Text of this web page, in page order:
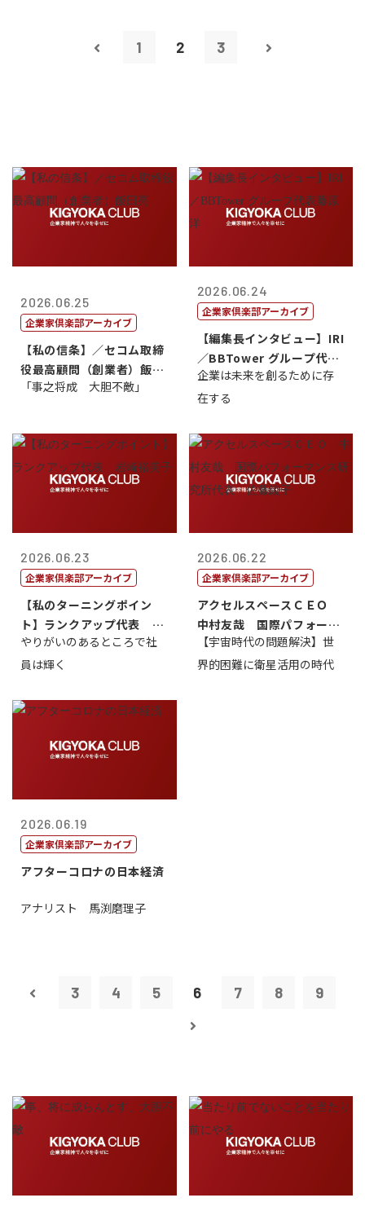
1 2 3
2026.06.25
企業家倶楽部アーカイブ
【私の信条】／セコム取締
役最高顧問（創業者）飯田
亮
「事之将成 大胆不敵」
2026.06.24
企業家倶楽部アーカイブ
【編集長インタビュー】IRI
／BBTower グループ代表
藤...
企業は未来を創るために存
在する
2026.06.23
企業家倶楽部アーカイブ
【私のターニングポイン
ト】ランクアップ代表 岩
崎裕美子
やりがいのあるところで社
員は輝く
2026.06.22
企業家倶楽部アーカイブ
アクセルスペースＣＥＯ
中村友哉 国際パフォーマ
ンス研究所代...
【宇宙時代の問題解決】世
界的困難に衛星活用の時代
2026.06.19
企業家倶楽部アーカイブ
アフターコロナの日本経済
アナリスト 馬渕磨理子
3 4 5 6 7 8 9